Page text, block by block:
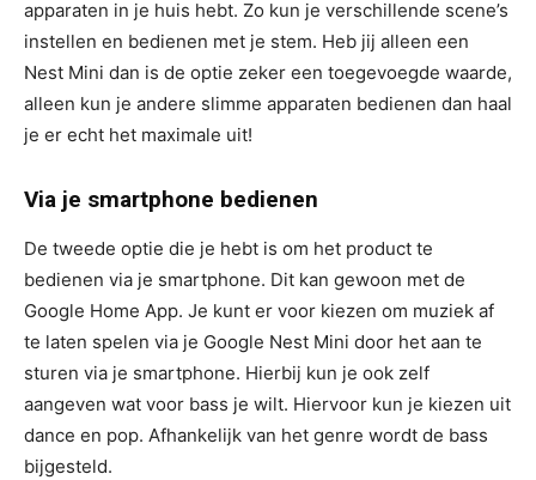
apparaten in je huis hebt. Zo kun je verschillende scene’s
instellen en bedienen met je stem. Heb jij alleen een
Nest Mini dan is de optie zeker een toegevoegde waarde,
alleen kun je andere slimme apparaten bedienen dan haal
je er echt het maximale uit!
Via je smartphone bedienen
De tweede optie die je hebt is om het product te
bedienen via je smartphone. Dit kan gewoon met de
Google Home App. Je kunt er voor kiezen om muziek af
te laten spelen via je Google Nest Mini door het aan te
sturen via je smartphone. Hierbij kun je ook zelf
aangeven wat voor bass je wilt. Hiervoor kun je kiezen uit
dance en pop. Afhankelijk van het genre wordt de bass
bijgesteld.